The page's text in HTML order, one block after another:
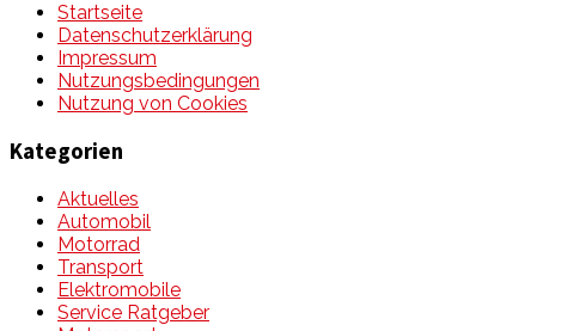
Startseite
Datenschutzerklärung
Impressum
Nutzungsbedingungen
Nutzung von Cookies
Kategorien
Aktuelles
Automobil
Motorrad
Transport
Elektromobile
Service Ratgeber